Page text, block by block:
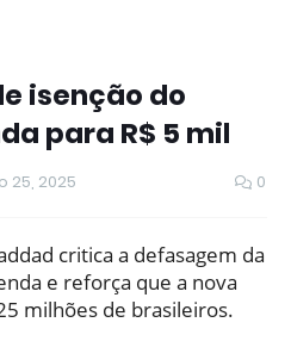
isenção do
para R$ 5 mil
25, 2025 0
critica a defasagem da
e reforça que a nova
milhões de brasileiros.